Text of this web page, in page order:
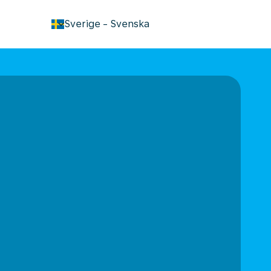
Sverige - Svenska
keyboard_arrow_down